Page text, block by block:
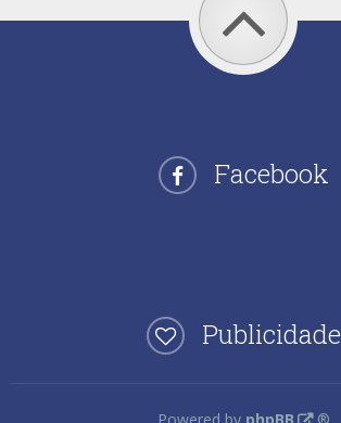
Facebook
Publicidade